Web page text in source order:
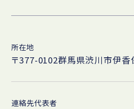
所在地
〒377-0102群馬県渋川市伊
連絡先代表者